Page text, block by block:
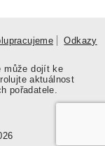
Odkazy
může dojít ke
aktuálnost
pořadatele.